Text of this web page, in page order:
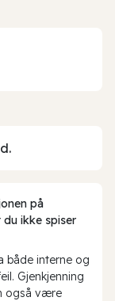
på
ikke spiser
både interne og
Gjenkjenning
også være